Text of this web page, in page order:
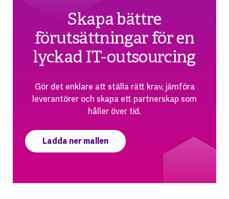
Skapa bättre
förutsättningar för en
lyckad IT-outsourcing
Gör det enklare att ställa rätt krav, jämföra
leverantörer och skapa ett partnerskap som
håller över tid.
Ladda ner mallen